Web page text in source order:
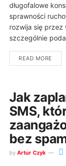
długofalowe
sprawności
rozwija się przez
szczególnie
READ MORE
Jak
SMS,
bez
by Artur Czyk